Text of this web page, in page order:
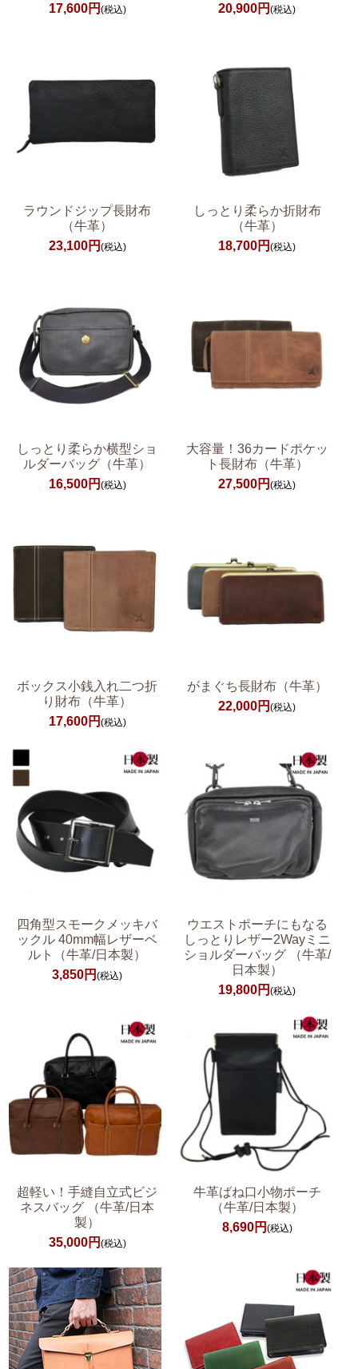
17,600円 (税込) 20,900円(税込)
ラウンドジップ長財布
（牛革）
23,100円 (税込)
しっとり柔らか折財布
（牛革）
18,700円(税込)
しっとり柔らか横型ショ
ルダーバッグ（牛革）
16,500円 (税込)
大容量！36カードポケッ
ト長財布（牛革）
27,500円(税込)
ボックス小銭入れ二つ折
り財布（牛革）
17,600円 (税込)
がまぐち長財布（牛革）
22,000円(税込)
四角型スモークメッキバ
ックル 40mm幅レザーベ
ルト（牛革/日本製）
3,850円(税込)
ウエストポーチにもなる
しっとりレザー2Wayミニ
ショルダーバッグ （牛革/
日本製）
19,800円(税込)
超軽い！手縫自立式ビジ
ネスバッグ （牛革/日本
製）
35,000円 (税込)
牛革ばね口小物ポーチ
（牛革/日本製）
8,690円 (税込)